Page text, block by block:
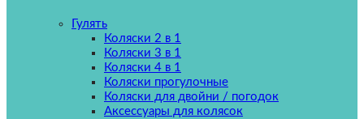
Гулять
Коляски 2 в 1
Коляски 3 в 1
Коляски 4 в 1
Коляски прогулочные
Коляски для двойни / погодок
Аксессуары для колясок